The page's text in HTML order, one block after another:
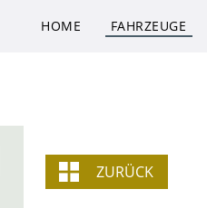
HOME FAHRZEUGE
ZURÜCK